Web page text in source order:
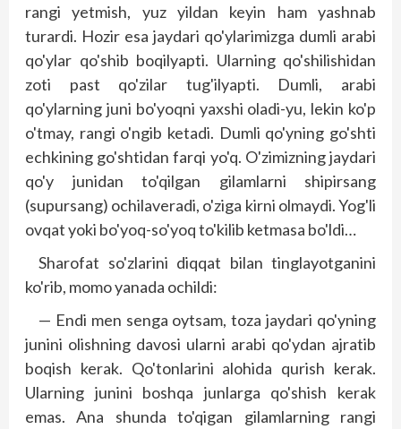
rangi yetmish, yuz yildan keyin ham yashnab
turardi. Hozir esa jaydari qo'ylarimizga dumli arabi
qo'ylar qo'shib boqilyapti. Ularning qo'shilishidan
zoti past qo'zilar tug'ilyapti. Dumli, arabi
qo'ylarning juni bo'yoqni yaxshi oladi-yu, lekin ko'p
o'tmay, rangi o'ngib ketadi. Dumli qo'yning go'shti
echkining go'shtidan farqi yo'q. O'zimizning jaydari
qo'y junidan to'qilgan gilamlarni shipirsang
(supursang) ochilaveradi, o'ziga kirni olmaydi. Yog'li
ovqat yoki bo'yoq-so'yoq to'kilib ketmasa bo'ldi…
Sharofat so'zlarini diqqat bilan tinglayotganini
ko'rib, momo yanada ochildi:
— Endi men senga oytsam, toza jaydari qo'yning
junini olishning davosi ularni arabi qo'ydan ajratib
boqish kerak. Qo'tonlarini alohida qurish kerak.
Ularning junini boshqa junlarga qo'shish kerak
emas. Ana shunda to'qigan gilamlarning rangi